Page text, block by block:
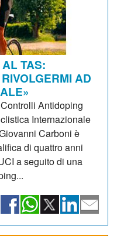
TAS:
AD
Antidoping
Internazionale
Carboni è
di quattro anni
a seguito di una